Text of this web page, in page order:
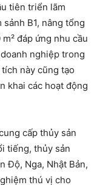
tiên triển lãm
B1, nâng tổng
đáp ứng nhu cầu
nghiệp trong
này cũng tạo
khai các hoạt động
cấp thủy sản
tiếng, thủy sản
Độ, Nga, Nhật Bản,
thú vị cho